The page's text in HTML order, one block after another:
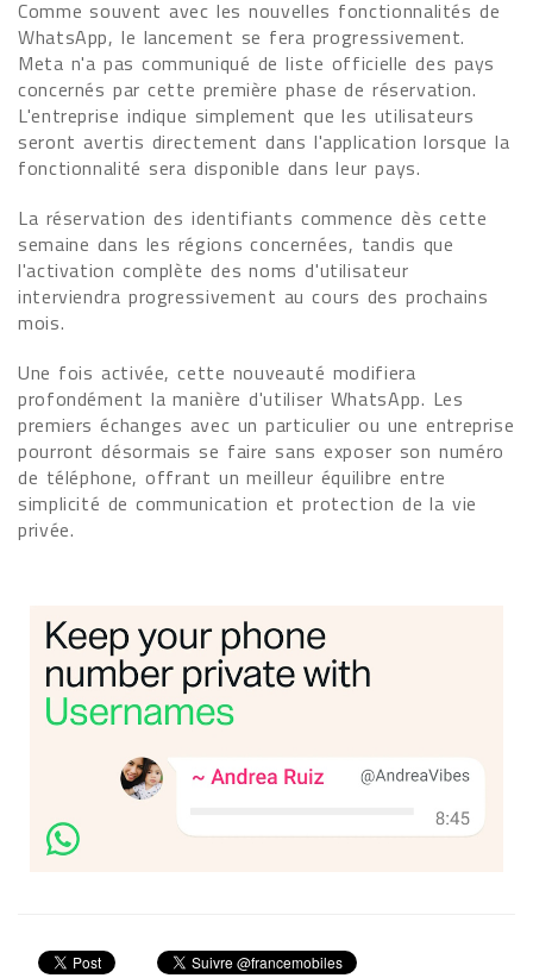
Comme souvent avec les nouvelles fonctionnalités de
WhatsApp, le lancement se fera progressivement.
Meta n'a pas communiqué de liste officielle des pays
concernés par cette première phase de réservation.
L'entreprise indique simplement que les utilisateurs
seront avertis directement dans l'application lorsque la
fonctionnalité sera disponible dans leur pays.
La réservation des identifiants commence dès cette
semaine dans les régions concernées, tandis que
l'activation complète des noms d'utilisateur
interviendra progressivement au cours des prochains
mois.
Une fois activée, cette nouveauté modifiera
profondément la manière d'utiliser WhatsApp. Les
premiers échanges avec un particulier ou une entreprise
pourront désormais se faire sans exposer son numéro
de téléphone, offrant un meilleur équilibre entre
simplicité de communication et protection de la vie
privée.